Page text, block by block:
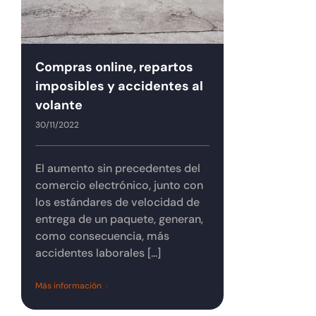
Compras online, repartos
imposibles y accidentes al
volante
30/11/2022
El aumento sin precedentes del
comercio electrónico, junto con
los estándares de velocidad de
entrega de un paquete, generan,
como consecuencia, más
accidentes laborales [...]
Más información